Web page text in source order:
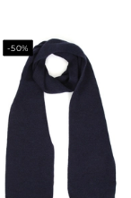
-50%